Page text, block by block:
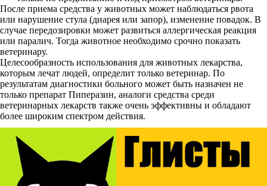
После приема средства у животных может наблюдаться рвота
или нарушение стула (диарея или запор), изменение повадок. В
случае передозировки может развиться аллергическая реакция
или паралич. Тогда животное необходимо срочно показать
ветеринару.
Целесообразность использования для животных лекарства,
которым лечат людей, определит только ветеринар. По
результатам диагностики больного может быть назначен не
только препарат Пиперазин, аналоги средства среди
ветеринарных лекарств также очень эффективны и обладают
более широким спектром действия.